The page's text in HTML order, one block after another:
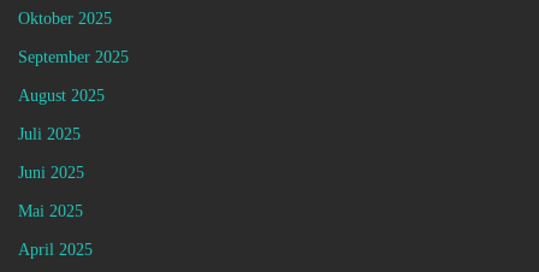
Oktober 2025
September 2025
August 2025
Juli 2025
Juni 2025
Mai 2025
April 2025